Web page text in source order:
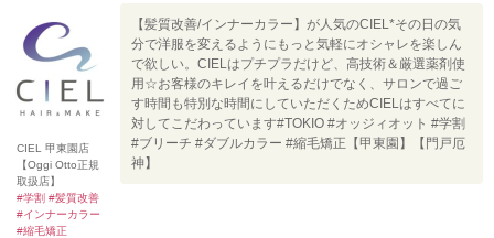
CIEL 甲東園店
【Oggi Otto正規
取扱店】
#学割 #髪質改善
#インナーカラー
#縮毛矯正
【髪質改善/インナーカラー】が人気のCIEL*その日の気
分で洋服を変えるようにもっと気軽にオシャレを楽しん
で欲しい。CIELはプチプラだけど、高技術＆厳選薬剤使
用☆お客様のキレイを叶えるだけでなく、サロンで過ご
す時間も特別な時間にしていただくためCIELはすべてに
対してこだわっています#TOKIO #オッジィオット #学割
#ブリーチ #ダブルカラー #縮毛矯正【甲東園】【門戸厄
神】